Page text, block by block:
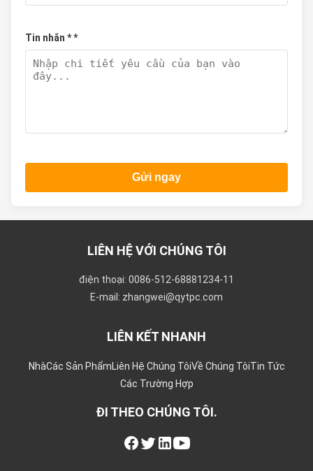
Tin nhắn * *
Gửi ngay
LIÊN HỆ VỚI CHÚNG TÔI
điện thoại: 0086-512-68881234-11
E-mail: zhangwei@qytpc.com
LIÊN KẾT NHANH
NhàCác Sản PhẩmLiên Hệ Chúng TôiVề Chúng TôiTin Tức
Các Trường Hợp
ĐI THEO CHÚNG TÔI.